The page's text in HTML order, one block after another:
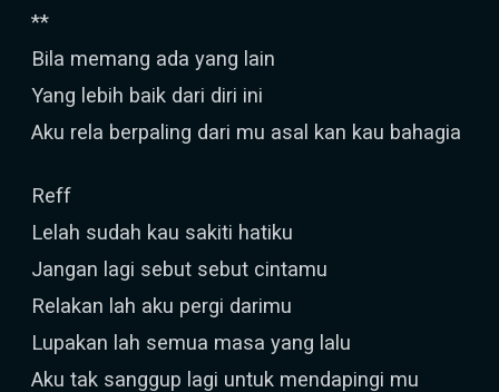
**
Bila memang ada yang lain
Yang lebih baik dari diri ini
Aku rela berpaling dari mu asal kan kau bahagia
Reff
Lelah sudah kau sakiti hatiku
Jangan lagi sebut sebut cintamu
Relakan lah aku pergi darimu
Lupakan lah semua masa yang lalu
Aku tak sanggup lagi untuk mendapingi mu